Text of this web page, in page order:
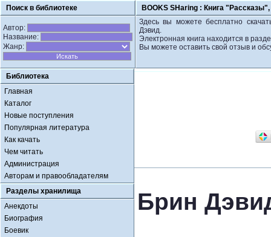
Поиск в библиотеке BOOKS SHaring : Книга
Автор:
Название:
Жанр:
Здесь вы можете бесплатно
Дэвид.
Электронная книга находится в
Вы можете оставить свой отзыв и
Библиотека
Главная
Каталог
Новые поступления
Популярная литература
Как качать
Чем читать
Администрация
Авторам и правообладателям
Разделы хранилища
Анекдоты
Биография
Боевик
Брин